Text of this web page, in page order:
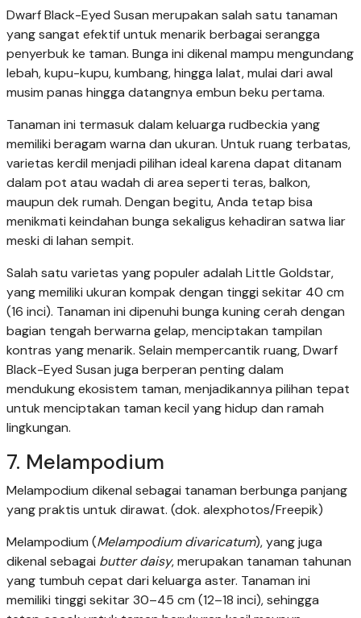
Dwarf Black-Eyed Susan merupakan salah satu tanaman
yang sangat efektif untuk menarik berbagai serangga
penyerbuk ke taman. Bunga ini dikenal mampu mengundang
lebah, kupu-kupu, kumbang, hingga lalat, mulai dari awal
musim panas hingga datangnya embun beku pertama.
Tanaman ini termasuk dalam keluarga rudbeckia yang
memiliki beragam warna dan ukuran. Untuk ruang terbatas,
varietas kerdil menjadi pilihan ideal karena dapat ditanam
dalam pot atau wadah di area seperti teras, balkon,
maupun dek rumah. Dengan begitu, Anda tetap bisa
menikmati keindahan bunga sekaligus kehadiran satwa liar
meski di lahan sempit.
Salah satu varietas yang populer adalah Little Goldstar,
yang memiliki ukuran kompak dengan tinggi sekitar 40 cm
(16 inci). Tanaman ini dipenuhi bunga kuning cerah dengan
bagian tengah berwarna gelap, menciptakan tampilan
kontras yang menarik. Selain mempercantik ruang, Dwarf
Black-Eyed Susan juga berperan penting dalam
mendukung ekosistem taman, menjadikannya pilihan tepat
untuk menciptakan taman kecil yang hidup dan ramah
lingkungan.
7. Melampodium
Melampodium dikenal sebagai tanaman berbunga panjang
yang praktis untuk dirawat. (dok. alexphotos/Freepik)
Melampodium (Melampodium divaricatum), yang juga
dikenal sebagai butter daisy, merupakan tanaman tahunan
yang tumbuh cepat dari keluarga aster. Tanaman ini
memiliki tinggi sekitar 30–45 cm (12–18 inci), sehingga